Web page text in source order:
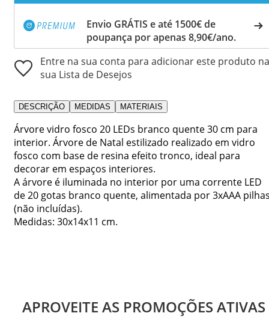
Envio GRÁTIS e até 1500€ de
poupança por apenas 8,90€/ano.
Entre na sua conta para adicionar este produto na
sua Lista de Desejos
DESCRIÇÃO MEDIDAS MATERIAIS
Árvore vidro fosco 20 LEDs branco quente 30 cm para
interior. Árvore de Natal estilizado realizado em vidro
fosco com base de resina efeito tronco, ideal para
decorar em espaços interiores.
A árvore é iluminada no interior por uma corrente LED
de 20 gotas branco quente, alimentada por 3xAAA
(não incluídas).
Medidas: 30x14x11 cm.
APROVEITE AS PROMOÇÕES ATIVAS